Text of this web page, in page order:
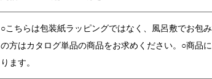
○こちらは包装紙ラッピングではなく、風呂敷でお包
の方はカタログ単品の商品をお求めください。○商品
ります。